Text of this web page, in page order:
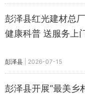
彭泽县红光建材总
健康科普 送服务上
彭泽县 2026-07-15
彭泽县开展“最美乡